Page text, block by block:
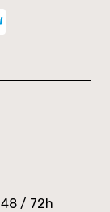
/ 72h